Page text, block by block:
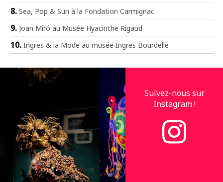
Sea, Pop & Sun à la Fondation Carmignac
Joan Miró au Musée Hyacinthe Rigaud
Ingres & la Mode au musée Ingres Bourdelle
Suivez-nous sur
Instagram !